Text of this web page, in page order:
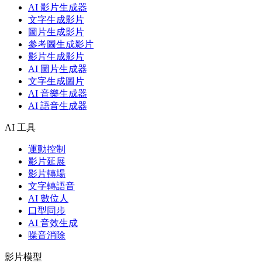
AI 影片生成器
文字生成影片
圖片生成影片
參考圖生成影片
影片生成影片
AI 圖片生成器
文字生成圖片
AI 音樂生成器
AI 語音生成器
AI 工具
運動控制
影片延展
影片轉場
文字轉語音
AI 數位人
口型同步
AI 音效生成
噪音消除
影片模型